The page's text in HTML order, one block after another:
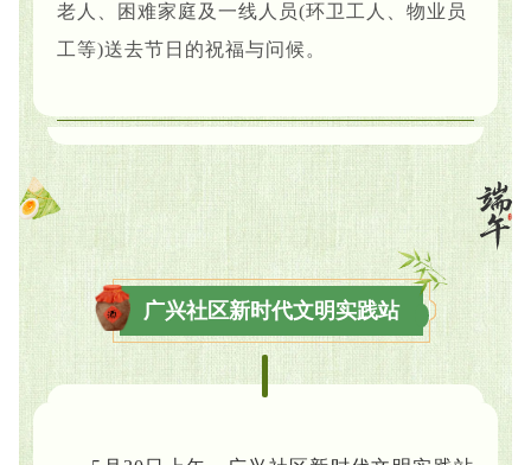
老人、困难家庭及一线人员(环卫工人、物业员
工等)送去节日的祝福与问候。
广兴社区新时代文明实践站